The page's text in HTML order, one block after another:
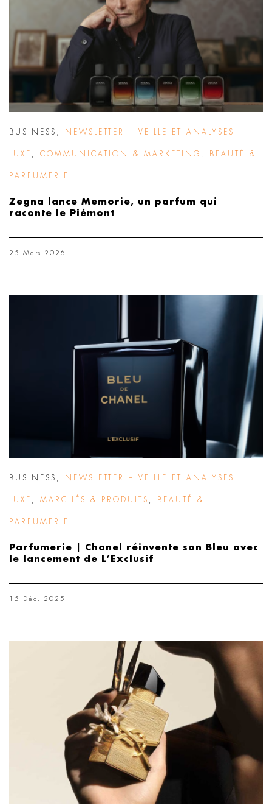
BUSINESS NEWSLETTER – VEILLE ET ANALYSES
LUXE COMMUNICATION & MARKETING BEAUTÉ &
PARFUMERIE
Zegna lance Memorie, un parfum qui
raconte le Piémont
25 Mars 2026
BUSINESS NEWSLETTER – VEILLE ET ANALYSES
LUXE MARCHÉS & PRODUITS BEAUTÉ &
PARFUMERIE
Parfumerie | Chanel réinvente son Bleu avec
le lancement de L’Exclusif
15 Déc. 2025